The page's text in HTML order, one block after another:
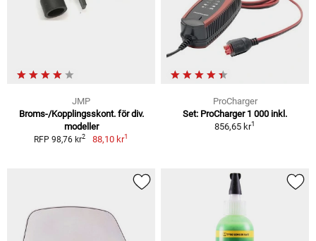
JMP
Broms-/Kopplingsskont. för div.
modeller
RFP 98,76 kr2 88,10 kr1
ProCharger
Set: ProCharger 1 000 inkl.
856,65 kr1